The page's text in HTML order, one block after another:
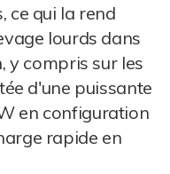
ce qui la rend
lourds dans
y compris sur les
d'une puissante
en configuration
rapide en